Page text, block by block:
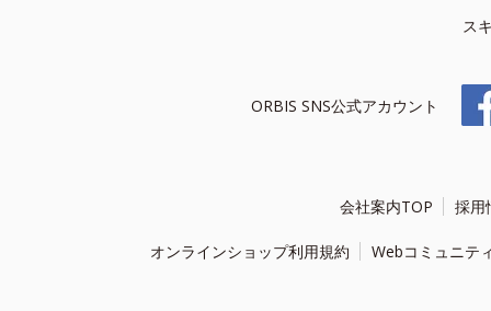
ス
ORBIS SNS公式アカウント
会社案内TOP 採用
オンラインショップ利用規約 Webコミュニテ